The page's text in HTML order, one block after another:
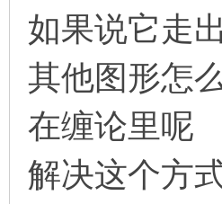
如果说它走
其他图形怎
在缠论里呢
解决这个方